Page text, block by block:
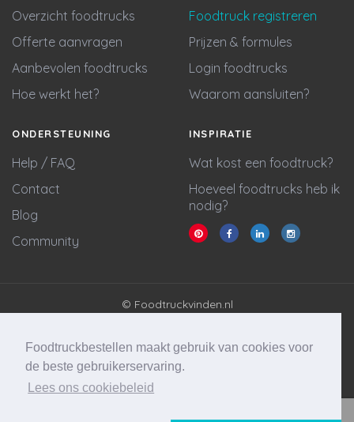
Foodtruckbestellen maakt gebruik van cookies voor
de beste gebruikerservaring.
Lees ons cookiebeleid
Overzicht foodtrucks
Offerte aanvragen
Aanbevolen foodtrucks
Hoe werkt het?
Foodtruck registreren
Prijzen & formules
Login foodtrucks
Waarom aansluiten?
ONDERSTEUNING
Help / FAQ
Contact
Blog
Community
INSPIRATIE
Wat kost een foodtruck?
Hoeveel foodtrucks heb ik
nodig?
© Foodtruckvinden.nl
Cookie statement
Website & marketing door